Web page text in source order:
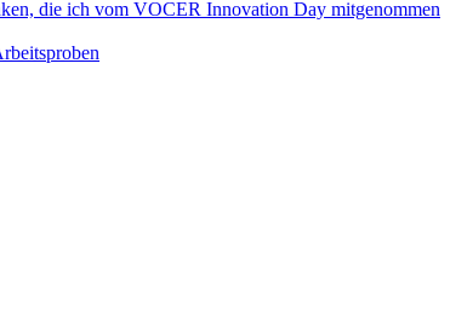
die ich vom VOCER Innovation Day mitgenommen